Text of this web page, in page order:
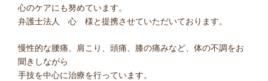
心のケアにも努めています。
弁護士法人 心 様と提携させていただいております。
慢性的な腰痛、肩こり、頭痛、膝の痛みなど、体の不調をお
聞きしながら
手技を中心に治療を行っています。